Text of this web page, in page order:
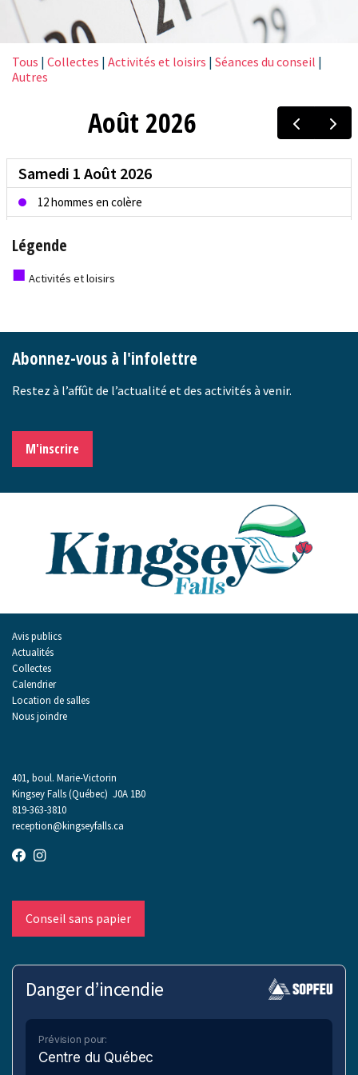
Tous | Collectes | Activités et loisirs | Séances du conseil |
Autres
Légende
■ Activités et loisirs
Abonnez-vous à l'infolettre
Restez à l’affût de l’actualité et des activités à venir.
M'inscrire
Avis publics
Actualités
Collectes
Calendrier
Location de salles
Nous joindre
401, boul. Marie-Victorin
Kingsey Falls (Québec) J0A 1B0
819-363-3810
reception@kingseyfalls.ca
Conseil sans papier
Danger d’incendie
Prévision pour:
Centre du Québec